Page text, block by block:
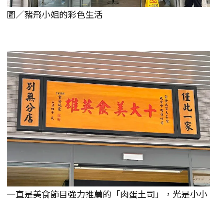
圖／豬飛小姐的彩色生活
一直是美食節目強力推薦的「肉蛋土司」，光是小小